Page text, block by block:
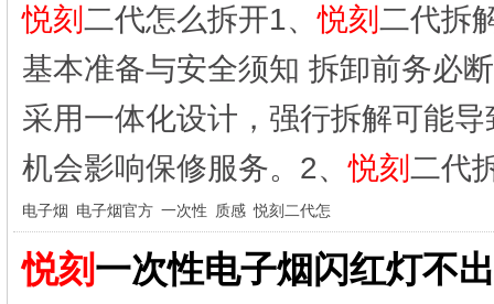
悦刻 二代怎么拆开1、悦刻 二代拆
基本准备与安全须知 拆卸前务必
采用一体化设计，强行拆解可能
机会影响保修服务。2、悦刻 二代
电子烟 电子烟官方 一次性 质感 悦刻二代怎
悦刻一次性电子烟闪红灯不